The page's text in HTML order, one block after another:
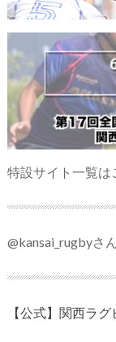
特設サイト一覧は
@kansai_rugbyさ
【公式】関西ラ